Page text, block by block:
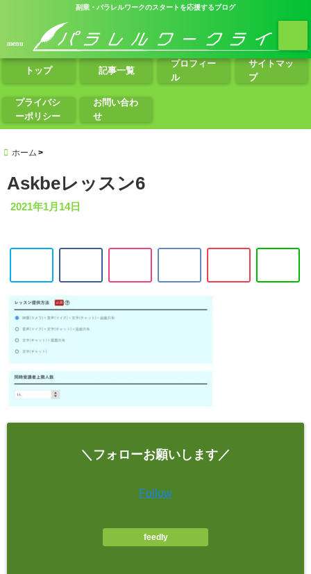
副業・パラレルワークのスタートを応援するブログ
menu
トップ 記事一覧
プロフィー
ル
サイトマッ
プ
プライバシ
ーポリシー
お問い合わ
せ
ホーム
Askbeレッスン6
2021年1月14日
＼フォローお願いします／
Follow
feedly